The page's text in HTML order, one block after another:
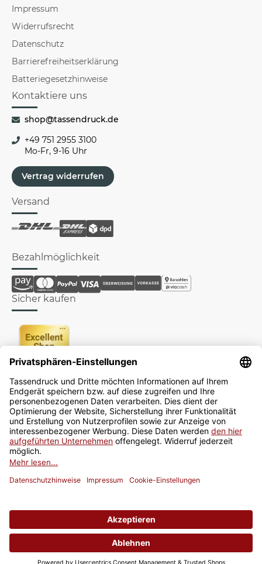
Impressum
Widerrufsrecht
Datenschutz
Barrierefreiheitserklärung
Batteriegesetzhinweise
Kontaktiere uns
shop@tassendruck.de
+49 751 2955 3100
Mo-Fr, 9-16 Uhr
Vertrag widerrufen
Versand
Bezahlmöglichkeit
Sicher kaufen
Newsletter